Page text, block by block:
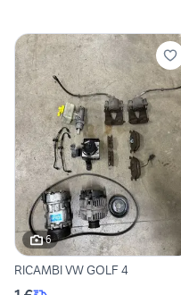
6
RICAMBI VW GOLF 4